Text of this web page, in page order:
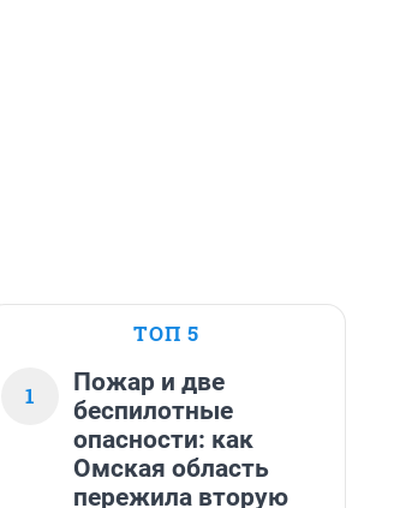
ТОП 5
1
Пожар и две
беспилотные
опасности: как
Омская область
пережила вторую